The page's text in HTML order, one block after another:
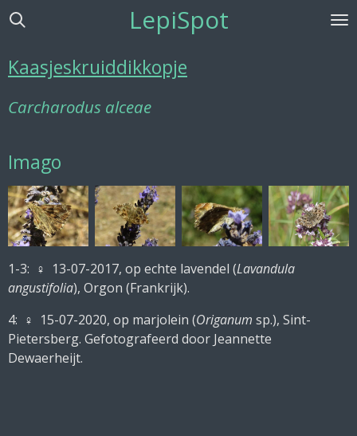
Ga
de
LepiSpot
Kaasjeskruiddikkopje
Carcharodus alceae
Imago
1-3: ♀ 13-07-2017, op echte lavendel (Lavandula
angustifolia), Orgon (Frankrijk).
4: ♀ 15-07-2020, op marjolein (Origanum sp.), Sint-
Pietersberg. Gefotografeerd door Jeannette
Dewaerheijt.